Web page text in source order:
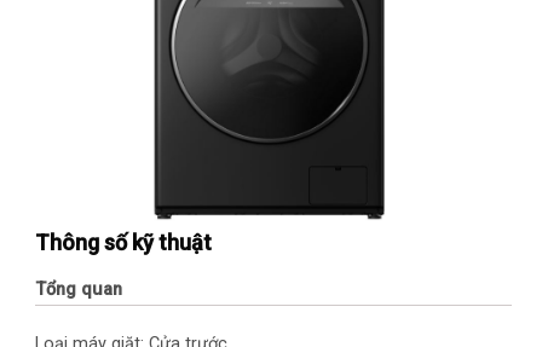
Thông số kỹ thuật
Tổng quan